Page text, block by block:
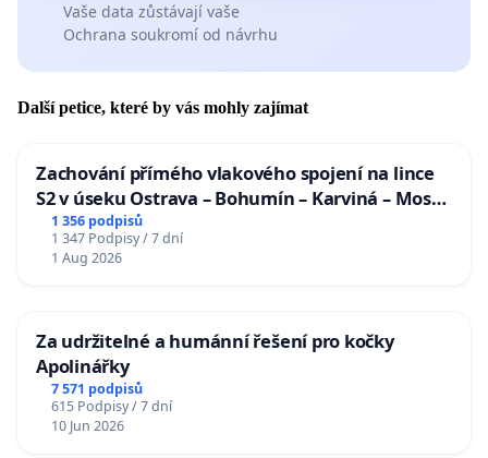
Vaše data zůstávají vaše
Ochrana soukromí od návrhu
Další petice, které by vás mohly zajímat
Zachování přímého vlakového spojení na lince
S2 v úseku Ostrava – Bohumín – Karviná – Mosty
u Jablunkova
1 356 podpisů
1 347 Podpisy / 7 dní
1 Aug 2026
Za udržitelné a humánní řešení pro kočky
Apolinářky
7 571 podpisů
615 Podpisy / 7 dní
10 Jun 2026